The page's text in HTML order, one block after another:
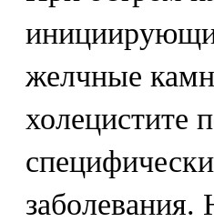
желчные
холецистите